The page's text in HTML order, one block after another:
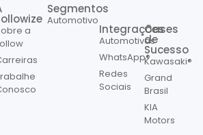
a
Segmentos
Automotivo
Integrações
Automotivas
WhatsApp®
Redes
Sociais
Cases
de
Sucesso
Kawasaki®
Grand
Brasil
KIA
Motors